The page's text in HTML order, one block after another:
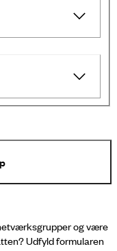
og være
Udfyld formularen